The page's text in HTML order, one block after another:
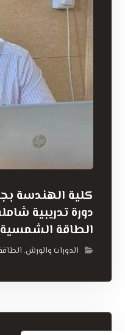
كلية الهندسة
دورة تدريبية
الطاقة الشمسية
الدورات والورش,